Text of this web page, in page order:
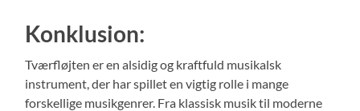
Konklusion:
Tværfløjten er en alsidig og kraftfuld musikalsk
instrument, der har spillet en vigtig rolle i mange
forskellige musikgenrer. Fra klassisk musik til moderne